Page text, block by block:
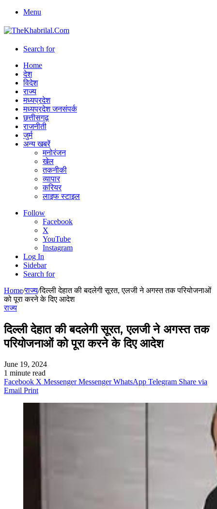
Menu
Search for
Home
देश
विदेश
राज्य
मध्यप्रदेश
मध्यप्रदेश जनसंपर्क
छत्तीसगढ़
राजनीती
जुर्म
अन्य खबरें
मनोरंजन
खेल
तकनीकी
व्यापार
करियर
लाइफ स्टाइल
Follow
Facebook
X
YouTube
Instagram
Log In
Sidebar
Search for
Home/राज्य/दिल्ली देहात की बदलेगी सूरत, एलजी ने अगस्त तक परियोजनाओं
को पूरा करने के दिए आदेश
राज्य
दिल्ली देहात की बदलेगी सूरत, एलजी ने अगस्त तक
परियोजनाओं को पूरा करने के दिए आदेश
June 19, 2024
1 minute read
Facebook X Messenger Messenger WhatsApp Telegram Share via
Email Print